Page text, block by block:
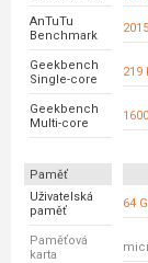
AnTuTu
Benchmark
Geekbench
Single-core
219
Geekbench
Multi-core
Paměť
Uživatelská
paměť
64
Paměťová
karta